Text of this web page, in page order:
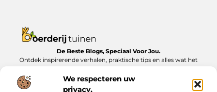
We respecteren uw
privacy.
De Beste Blogs, Speciaal Voor Jou.
Ontdek inspirerende verhalen, praktische tips en alles wat het
Boerderijtuinen.nl.